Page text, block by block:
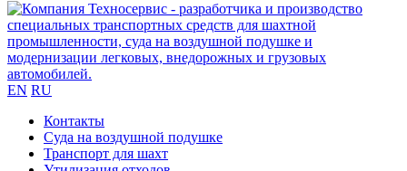
EN RU
Контакты
Cуда на воздушной подушке
Транспорт для шахт